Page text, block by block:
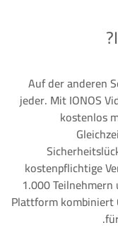
Auf der anderen
jeder. Mit IONOS
kostenlos
kostenpflichtige
1.000
Plattform kombiniert